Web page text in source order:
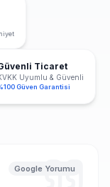
Ticaret
Uyumlu & Güvenli
Güven Garantisi
Google Yorumu